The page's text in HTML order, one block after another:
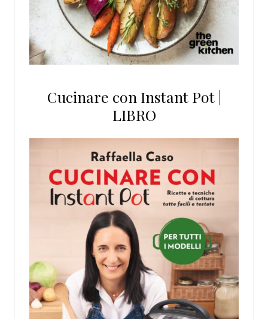
Cucinare con Instant Pot |
LIBRO